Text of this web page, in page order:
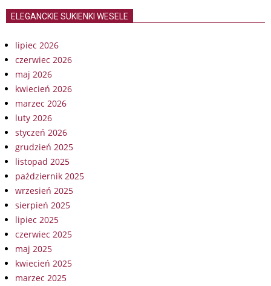
ELEGANCKIE SUKIENKI WESELE
lipiec 2026
czerwiec 2026
maj 2026
kwiecień 2026
marzec 2026
luty 2026
styczeń 2026
grudzień 2025
listopad 2025
październik 2025
wrzesień 2025
sierpień 2025
lipiec 2025
czerwiec 2025
maj 2025
kwiecień 2025
marzec 2025